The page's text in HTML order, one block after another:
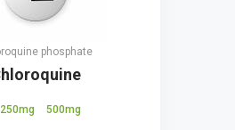
phosphate
250mg 500mg